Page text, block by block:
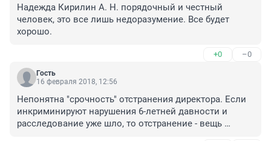
Надежда Кирилин А. Н. порядочный и честный
человек, это все лишь недоразумение. Все будет
хорошо.
+0 –0
Гость
16 февраля 2018, 12:56
Непонятна "срочность" отстранения директора. Если
инкриминируют нарушения 6-летней давности и
расследование уже шло, то отстранение - вещь